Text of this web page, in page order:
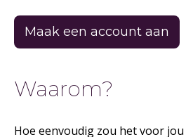
Maak een account aan
Waarom?
Hoe eenvoudig zou het voor